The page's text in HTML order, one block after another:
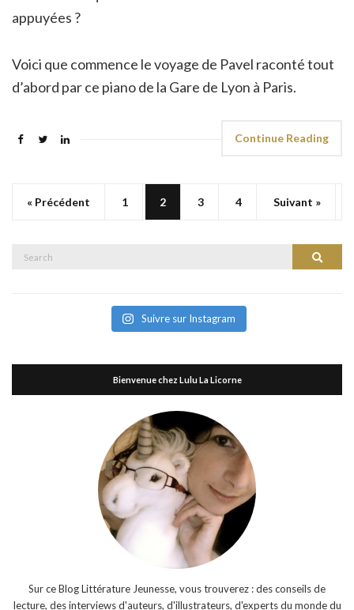
appuyées ?
Voici que commence le voyage de Pavel raconté tout
d’abord par ce piano de la Gare de Lyon à Paris.
Continue Reading
« Précédent 1 2 3 4 Suivant »
Search
Suivre sur Instagram
Bienvenue chez Lulu La Licorne
Sur ce Blog Littérature Jeunesse, vous trouverez : des conseils de
lecture, des interviews d'auteurs, d'illustrateurs, d'experts du monde du